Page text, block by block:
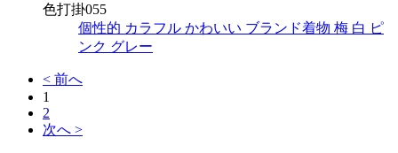
色打掛055
個性的 カラフル かわいい ブランド着物 梅 白 ピ
ンク グレー
< 前へ
1
2
次へ >